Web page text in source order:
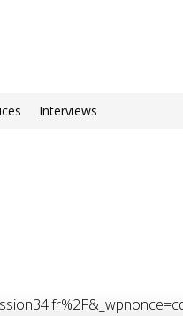
Interviews